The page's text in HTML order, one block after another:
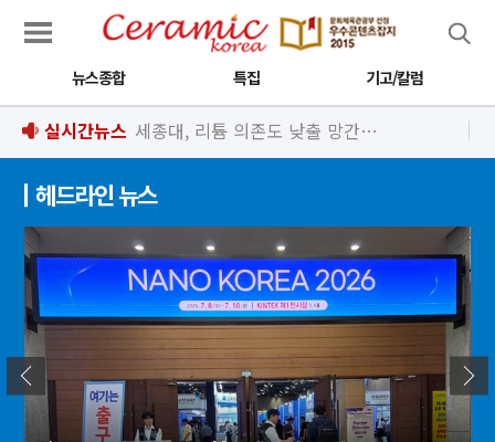
뉴스종합 특집 기고/칼럼
실시간뉴스 세종대, 리튬 의존도 낮출 망간이온전지 구현 가능성 제시
헤드라인 뉴스
검색